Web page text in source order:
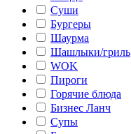
Суши
Бургеры
Шаурма
Шашлыки/гриль
WOK
Пироги
Горячие блюда
Бизнес Ланч
Супы